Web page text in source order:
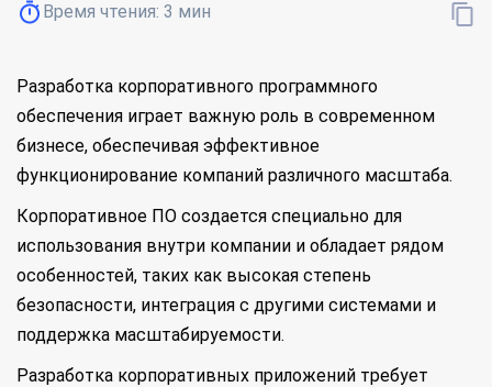
Время чтения: 3 мин
Разработка корпоративного программного
обеспечения играет важную роль в современном
бизнесе, обеспечивая эффективное
функционирование компаний различного масштаба.
Корпоративное ПО создается специально для
использования внутри компании и обладает рядом
особенностей, таких как высокая степень
безопасности, интеграция с другими системами и
поддержка масштабируемости.
Разработка корпоративных приложений требует